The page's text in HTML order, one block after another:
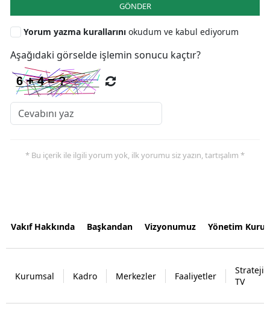
GÖNDER
Yorum yazma kurallarını okudum ve kabul ediyorum
Aşağıdaki görselde işlemin sonucu kaçtır?
* Bu içerik ile ilgili yorum yok, ilk yorumu siz yazın, tartışalım *
Vakıf Hakkında Başkandan Vizyonumuz Yönetim
Kurumsal Kadro Merkezler Faaliyetler
Strateji
TV